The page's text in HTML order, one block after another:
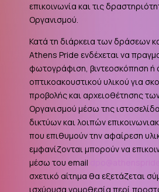
επικοινωνία και τις
Οργανισμού.
Κατά τη διάρκεια των δράσεων
Athens Pride ενδέχεται να
φωτογράφιση, βιντεοσκόπηση ή
οπτικοακουστικού υλικού για
προβολής και αρχειοθέτησης
Οργανισμού μέσω της
δικτύων και λοιπών
που επιθυμούν την αφαίρεση
εμφανίζονται μπορούν να
μέσω του email
σχετικό αίτημα θα εξετάζεται
ισχύουσα νομοθεσία περί